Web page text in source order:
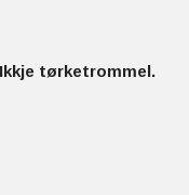
tørketrommel.